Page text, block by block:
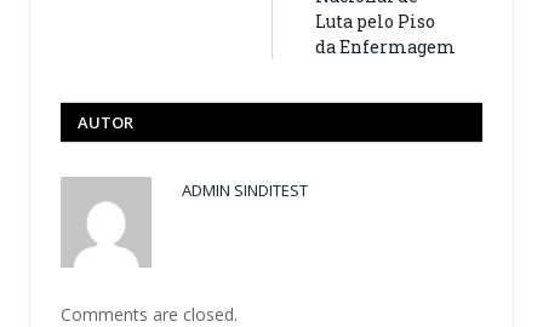
Luta pelo Piso
da Enfermagem
AUTOR
ADMIN SINDITEST
Comments are closed.